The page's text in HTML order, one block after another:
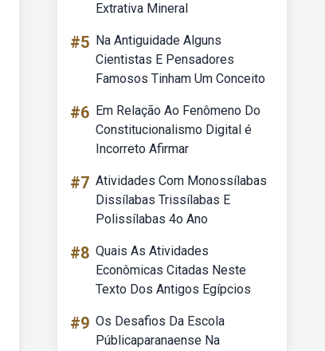
Extrativa Mineral
#5 Na Antiguidade Alguns
Cientistas E Pensadores
Famosos Tinham Um Conceito
#6 Em Relação Ao Fenômeno Do
Constitucionalismo Digital é
Incorreto Afirmar
#7 Atividades Com Monossílabas
Dissílabas Trissílabas E
Polissílabas 4o Ano
#8 Quais As Atividades
Econômicas Citadas Neste
Texto Dos Antigos Egípcios
#9 Os Desafios Da Escola
Públicaparanaense Na